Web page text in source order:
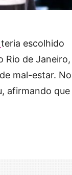
teria escolhido
Rio de Janeiro,
mal-estar. No
afirmando que